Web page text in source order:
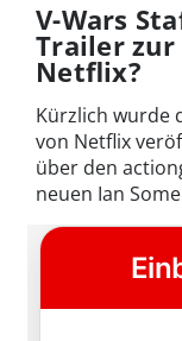
V-Wars
Trailer zur
Netflix?
Kürzlich wurde
von Netflix
über den
neuen Ian